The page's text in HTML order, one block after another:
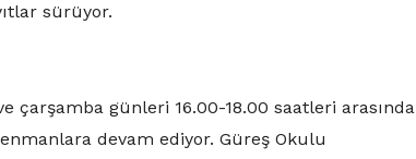
sürüyor.
çarşamba günleri 16.00-18.00 saatleri arasında
devam ediyor. Güreş Okulu